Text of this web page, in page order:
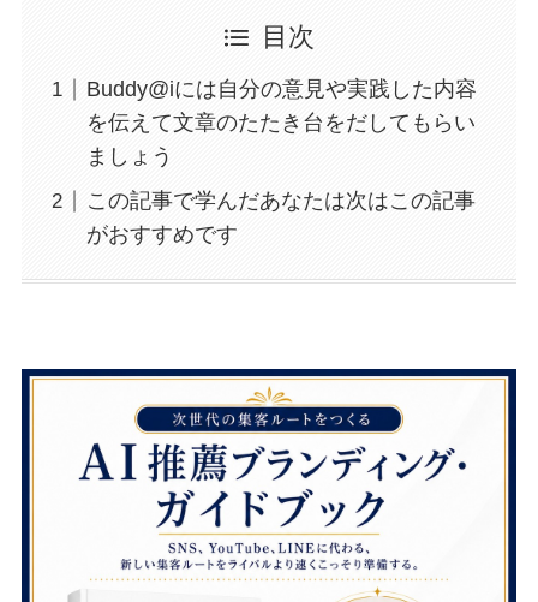
目次
Buddy@iには自分の意見や実践した内容
を伝えて文章のたたき台をだしてもらい
ましょう
この記事で学んだあなたは次はこの記事
がおすすめです